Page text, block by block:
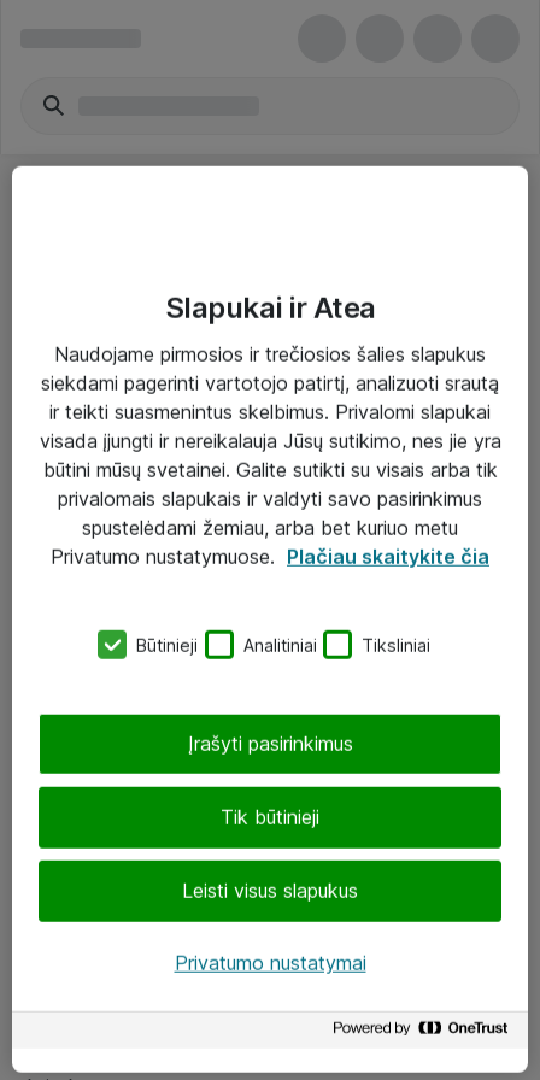
Paslaugos
Sprendimai
Įgyvendinti projektai
Atea ekspertų patarimai verslui
eShop@atea.lt
LinkedIn
Slapukai ir Atea
Naudojame pirmosios ir trečiosios šalies slapukus
siekdami pagerinti vartotojo patirtį, analizuoti srautą
ir teikti suasmenintus skelbimus. Privalomi slapukai
visada įjungti ir nereikalauja Jūsų sutikimo, nes jie yra
būtini mūsų svetainei. Galite sutikti su visais arba tik
privalomais slapukais ir valdyti savo pasirinkimus
spustelėdami žemiau, arba bet kuriuo metu
Privatumo nustatymuose. Plačiau skaitykite čia
Būtinieji Analitiniai Tiksliniai
Tik būtinieji
Leisti visus slapukus
Įrašyti pasirinkimus
Privatumo nustatymai